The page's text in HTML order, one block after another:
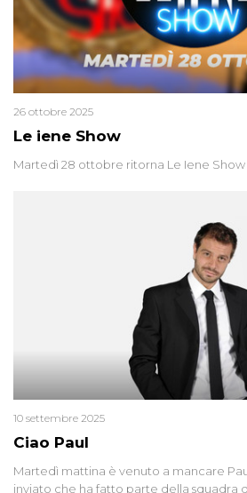
Le iene Show
26 ottobre 2025
Martedì 28 ottobre ritorna Le Iene Show
Ciao Paul
10 settembre 2025
Martedì mattina è venuto a mancare
inviato che ha fatto parte della squadra